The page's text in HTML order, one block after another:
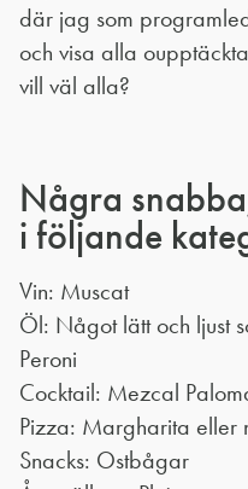
där jag som
och visa alla
vill väl alla?
Några
i följande
Vin: Muscat
Öl: Något lätt och ljust
Peroni
Cocktail: Mezcal
Pizza: Margharita eller
Snacks: Ostbågar